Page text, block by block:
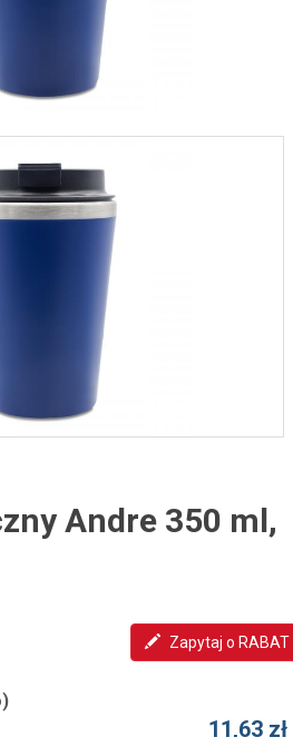
Andre 350 ml,
Zapytaj o RABAT
11,63 zł